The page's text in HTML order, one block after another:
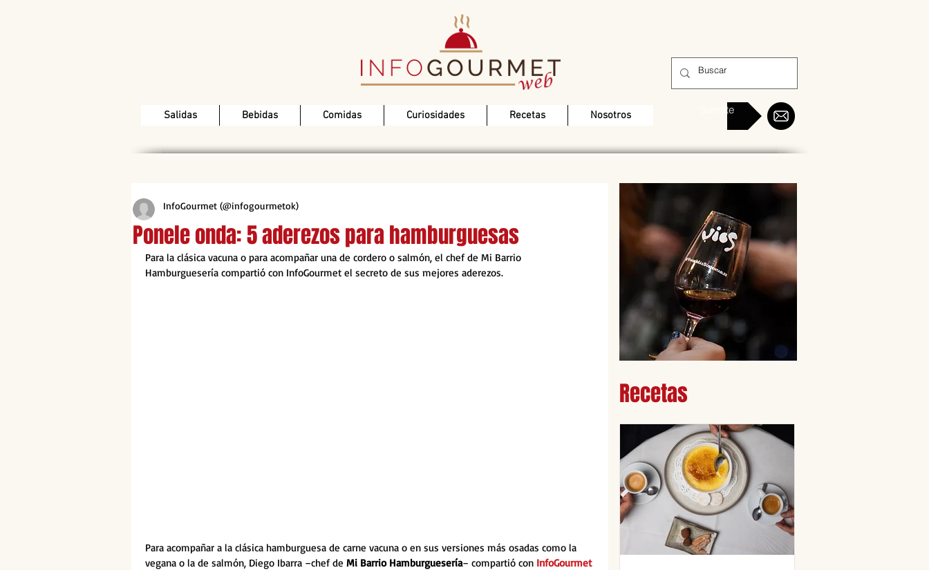
Salidas Bebidas Comidas Curiosidades Recetas Nosotros Sumate
Ponele onda: 5 aderezos para hamburguesas
InfoGourmet (@infogourmetok)
Para la clásica vacuna o para acompañar una de cordero o salmón, el chef de Mi Barrio
Hamburguesería compartió con InfoGourmet el secreto de sus mejores aderezos.
Para acompañar a la clásica hamburguesa de carne vacuna o en sus versiones más osadas como la
vegana o la de salmón, Diego Ibarra –chef de Mi Barrio Hamburguesería– compartió con InfoGourmet
Recetas